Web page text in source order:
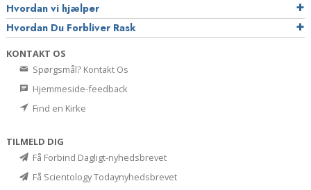
Hvordan vi hjælper
Hvordan Du Forbliver Rask
KONTAKT OS
Spørgsmål? Kontakt Os
Hjemmeside-feedback
Find en Kirke
TILMELD DIG
Få Forbind Dagligt-nyhedsbrevet
Få Scientology Todaynyhedsbrevet